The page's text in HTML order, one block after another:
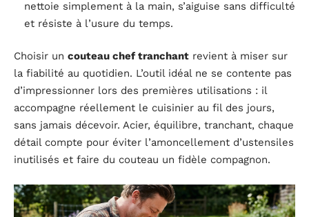
nettoie simplement à la main, s’aiguise sans difficulté
et résiste à l’usure du temps.
Choisir un couteau chef tranchant revient à miser sur
la fiabilité au quotidien. L’outil idéal ne se contente pas
d’impressionner lors des premières utilisations : il
accompagne réellement le cuisinier au fil des jours,
sans jamais décevoir. Acier, équilibre, tranchant, chaque
détail compte pour éviter l’amoncellement d’ustensiles
inutilisés et faire du couteau un fidèle compagnon.